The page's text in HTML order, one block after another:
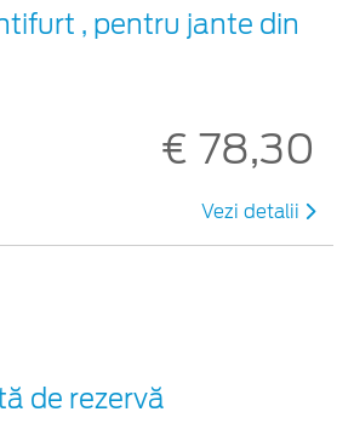
, pentru jante din
€ 78,30
Vezi detalii
de rezervă